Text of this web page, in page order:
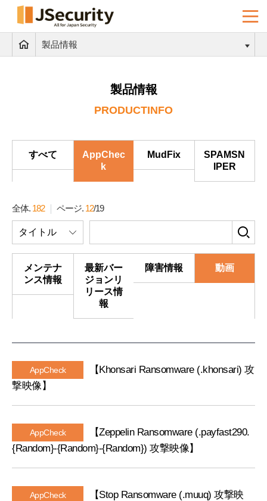
製品情報
製品情報
PRODUCTINFO
すべて
AppChec
k
MudFix
SPAMSN
IPER
全体. 182 ページ. 12/19
索
タイトル
メンテナ
ンス情報
最新バー
ジョンリ
リース情
報
障害情報 動画
AppCheck
【Khonsari Ransomware (.khonsari) 攻
撃映像】
AppCheck
【Zeppelin Ransomware (.payfast290.
{Random}-{Random}-{Random}) 攻撃映像】
AppCheck
【Stop Ransomware (.muuq) 攻撃映